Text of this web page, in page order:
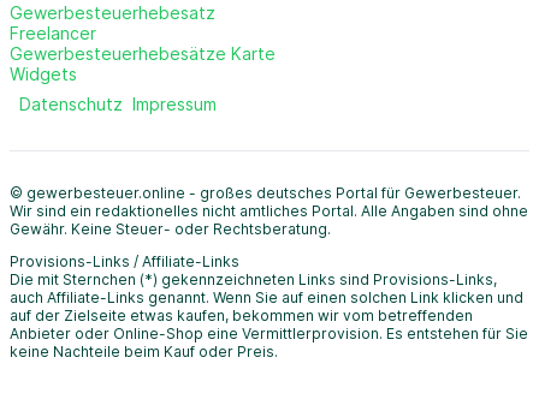
Gewerbesteuerhebesatz
Freelancer
Gewerbesteuerhebesätze Karte
Widgets
Datenschutz Impressum
© gewerbesteuer.online - großes deutsches Portal für Gewerbesteuer.
Wir sind ein redaktionelles nicht amtliches Portal. Alle Angaben sind ohne
Gewähr. Keine Steuer- oder Rechtsberatung.
Provisions-Links / Affiliate-Links
Die mit Sternchen (*) gekennzeichneten Links sind Provisions-Links,
auch Affiliate-Links genannt. Wenn Sie auf einen solchen Link klicken und
auf der Zielseite etwas kaufen, bekommen wir vom betreffenden
Anbieter oder Online-Shop eine Vermittlerprovision. Es entstehen für Sie
keine Nachteile beim Kauf oder Preis.